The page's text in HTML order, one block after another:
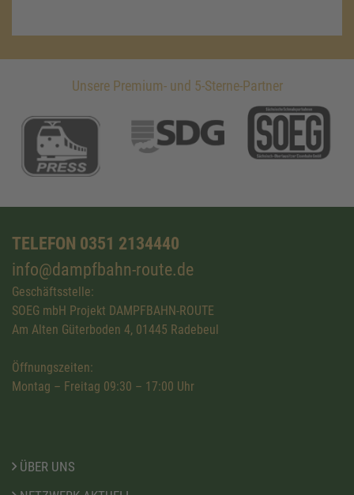
Unsere Premium- und 5-Sterne-Partner
TELEFON 0351 2134440
info@dampfbahn-route.de
Geschäftsstelle:
SOEG mbH Projekt DAMPFBAHN-ROUTE
Am Alten Güterboden 4, 01445 Radebeul
Öffnungszeiten:
Montag – Freitag 09:30 – 17:00 Uhr
ÜBER UNS